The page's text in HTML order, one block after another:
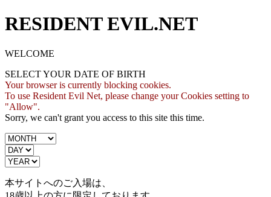
RESIDENT EVIL.NET
WELCOME
SELECT YOUR DATE OF BIRTH
Your browser is currently blocking cookies.
To use Resident Evil Net, please change your Cookies setting to
"Allow".
Sorry, we can't grant you access to this site this time.
本サイトへのご入場は、